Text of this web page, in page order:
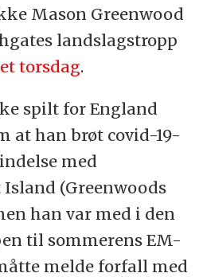
Mason Greenwood
landslagstropp
torsdag.
spilt for England
at han brøt covid-19-
med
(Greenwoods
han var med i den
til sommerens EM-
melde forfall med